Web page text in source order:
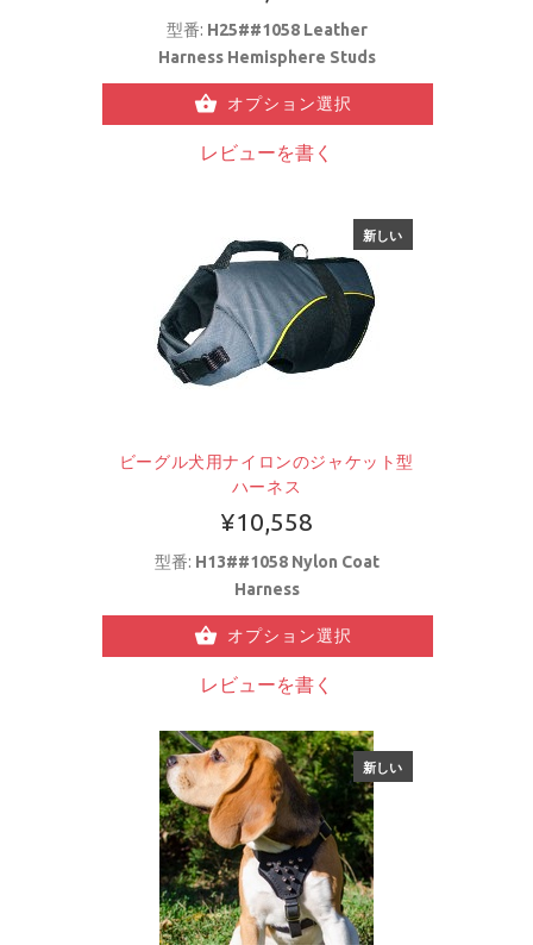
型番: H25##1058 Leather
Harness Hemisphere Studs
オプション選択
レビューを書く
新しい
ビーグル犬用ナイロンのジャケット型
ハーネス
¥10,558
型番: H13##1058 Nylon Coat
Harness
オプション選択
レビューを書く
新しい